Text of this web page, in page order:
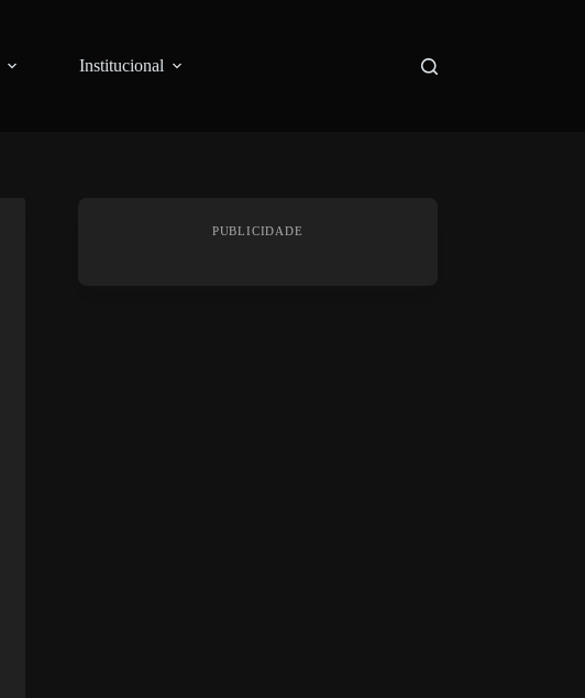
Institucional
PUBLICIDADE